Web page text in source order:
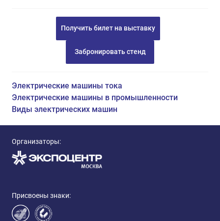
Получить билет на выставку
Забронировать стенд
Электрические машины тока
Электрические машины в промышленности
Виды электрических машин
Организаторы:
Присвоены знаки: